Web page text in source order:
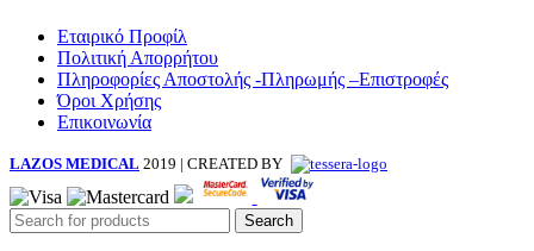
Εταιρικό Προφίλ
Πολιτική Απορρήτου
Πληροφορίες Αποστολής -Πληρωμής –Επιστροφές
Όροι Χρήσης
Επικοινωνία
LAZOS MEDICAL 2019 | CREATED BY
Search